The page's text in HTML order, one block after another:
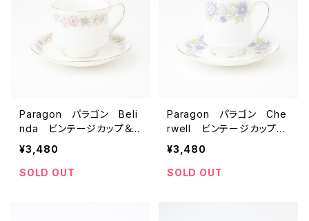
Paragon パラゴン Beli
nda ビンテージカップ＆ソ
ーサー 【イギリス】 アン
ティーク コーヒーカッ
プ ティーカップ
¥3,480
SOLD OUT
Paragon パラゴン Che
rwell ビンテージカップ＆
ソーサー 【イギリス】 ア
ンティーク コーヒーカッ
プ ティーカップ
¥3,480
SOLD OUT